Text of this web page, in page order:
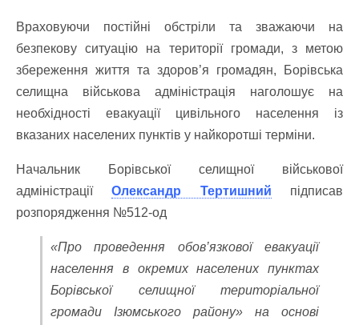
Враховуючи постійні обстріли та зважаючи на
безпекову ситуацію на території громади, з метою
збереження життя та здоров’я громадян, Борівська
селищна військова адміністрація наголошує на
необхідності евакуації цивільного населення із
вказаних населених пунктів у найкоротші терміни.
Начальник Борівської селищної військової
адміністраціїОлександр Тертишний підписав
розпорядження №512-од
«Про проведення обов’язкової евакуації
населення в окремих населених пунктах
Борівської селищної територіальної
громади Ізюмського району» на основі